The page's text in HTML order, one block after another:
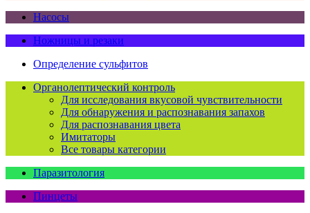
Насосы
Ножницы и резаки
Определение сульфитов
Органолептический контроль
Для исследования вкусовой чувствительности
Для обнаружения и распознавания запахов
Для распознавания цвета
Имитаторы
Все товары категории
Паразитология
Пинцеты